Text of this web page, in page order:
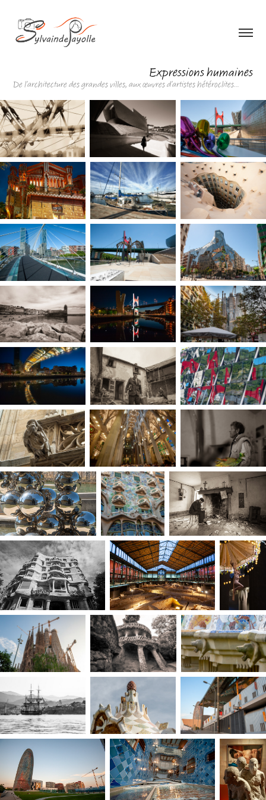
Expressions humaines
De l'architecture des grandes villes, aux œuvres d'artistes hétéroclites...